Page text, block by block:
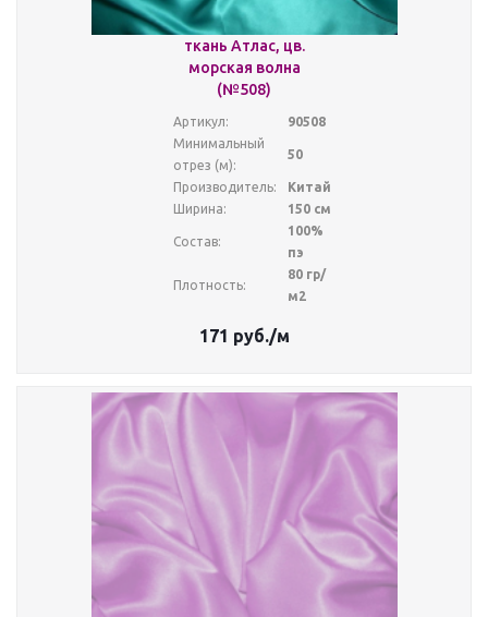
ткань Атлас, цв.
морская волна
(№508)
Артикул:
90508
Минимальный
отрез (м):
50
Производитель:
Китай
Ширина:
150 см
Состав:
100%
пэ
Плотность:
80 гр/
м2
171 руб./м